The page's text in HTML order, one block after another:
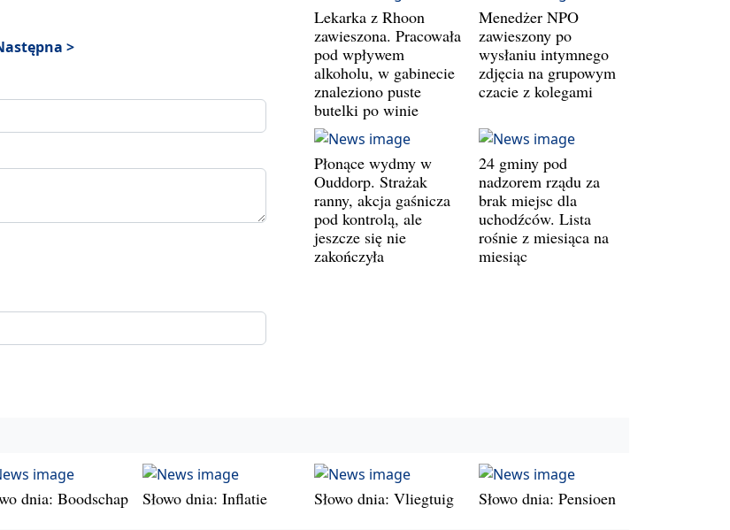
>
Lekarka z Rhoon
zawieszona. Pracowała
pod wpływem
alkoholu, w gabinecie
znaleziono puste
butelki po winie
Menedżer NPO
zawieszony po
wysłaniu intymnego
zdjęcia na grupowym
czacie z kolegami
Płonące wydmy w
Ouddorp. Strażak
ranny, akcja gaśnicza
pod kontrolą, ale
jeszcze się nie
zakończyła
24 gminy pod
nadzorem rządu za
brak miejsc dla
uchodźców. Lista
rośnie z miesiąca na
miesiąc
dnia: Boodschap Słowo dnia: Inflatie Słowo dnia: Vliegtuig Słowo dnia: Pensioen